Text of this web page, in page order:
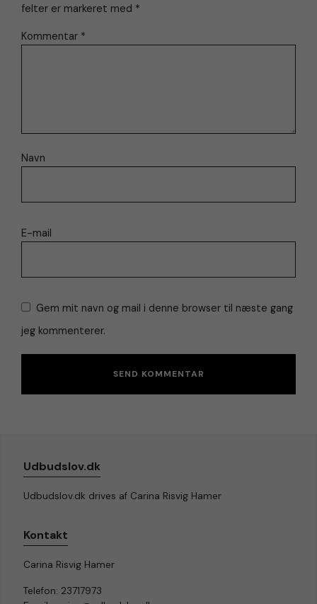
felter er markeret med *
Kommentar *
Navn
E-mail
Gem mit navn og mail i denne browser til næste gang
jeg kommenterer.
Udbudslov.dk
Udbudslov.dk drives af Carina Risvig Hamer
Kontakt
Carina Risvig Hamer
Telefon: 23717973